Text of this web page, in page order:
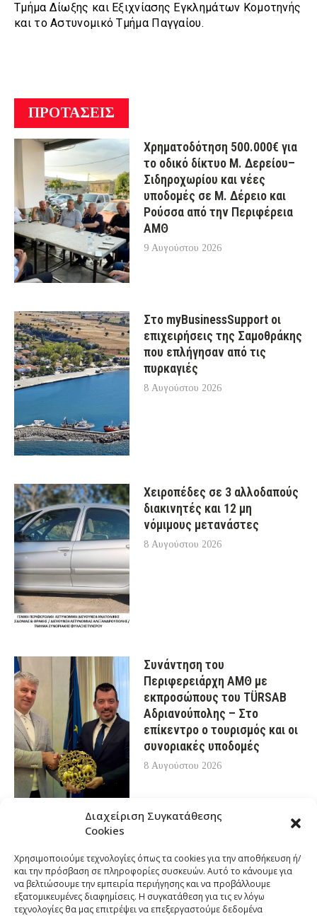
Διαχείριση Συγκατάθεσης
Cookies
Χρησιμοποιούμε τεχνολογίες όπως τα cookies για την αποθήκευση ή/
και την πρόσβαση σε πληροφορίες συσκευών. Αυτό το κάνουμε για
να βελτιώσουμε την εμπειρία περιήγησης και να προβάλλουμε
εξατομικευμένες διαφημίσεις. Η συγκατάθεση για τις εν λόγω
τεχνολογίες θα μας επιτρέψει να επεξεργαστούμε δεδομένα
Τμήμα Δίωξης και Εξιχνίασης Εγκλημάτων Κομοτηνής
και το Αστυνομικό Τμήμα Παγγαίου.
ΠΡΟΤΑΣΕΙΣ
Χρηματοδότηση 500.000€ για
το οδικό δίκτυο Μ. Δερείου–
Σιδηροχωρίου και νέες
υποδομές σε Μ. Δέρειο και
Ρούσσα από την Περιφέρεια
ΑΜΘ
9 Αυγούστου 2026
Στο myBusinessSupport οι
επιχειρήσεις της Σαμοθράκης
που επλήγησαν από τις
πυρκαγιές
8 Αυγούστου 2026
Χειροπέδες σε 3 αλλοδαπούς
διακινητές και 12 μη
νόμιμους μετανάστες
8 Αυγούστου 2026
Συνάντηση του
Περιφερειάρχη ΑΜΘ με
εκπροσώπους του TÜRSAB
Αδριανούπολης – Στο
επίκεντρο ο τουρισμός και οι
συνοριακές υποδομές
8 Αυγούστου 2026